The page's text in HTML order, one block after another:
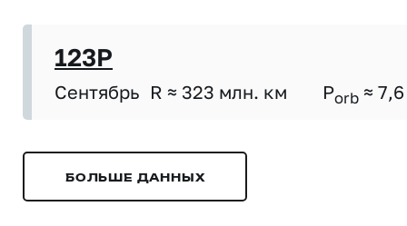
123P
Сентябрь R ≈ 323 млн. км Porb ≈ 7,6
БОЛЬШЕ ДАННЫХ